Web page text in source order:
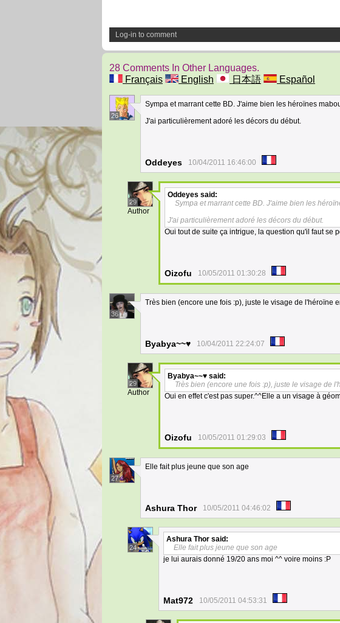
Log-in to comment
28 Comments In Other Languages.
Français
English 日本語 Español
26
Sympa et marrant cette BD. J'aime bien les héroïnes
J'ai particulièrement adoré les décors du début.
Oddeyes 10/04/2011 16:46:00
29
Author
Oddeyes said:
Sympa et marrant cette BD. J'aime bien les
J'ai particulièrement adoré les décors du début.
Oui tout de suite ça intrigue, la question qu'il faut se
Oizofu 10/05/2011 01:30:28
36
Très bien (encore une fois :p), juste le visage de l'héroïne
Byabya~~♥ 10/04/2011 22:24:07
29
Author
Byabya~~♥ said:
Très bien (encore une fois :p), juste le visage de
Oui en effet c'est pas super.^^Elle a un visage à
Oizofu 10/05/2011 01:29:03
27
Elle fait plus jeune que son age
Ashura Thor 10/05/2011 04:46:02
24
Ashura Thor said:
Elle fait plus jeune que son age
je lui aurais donné 19/20 ans moi ^^ voire moins :P
Mat972 10/05/2011 04:53:31